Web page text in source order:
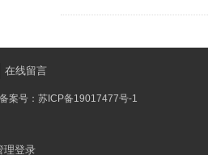
秋游-登老山国家森林公园
在线留言
理登录
备案号： 苏ICP备19017477号-1